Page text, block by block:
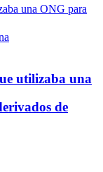
utilizaba una
de